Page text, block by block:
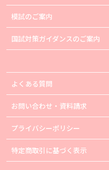
模試のご案内
国試対策ガイダンスのご案内
よくある質問
お問い合わせ・資料請求
プライバシーポリシー
特定商取引に基づく表示